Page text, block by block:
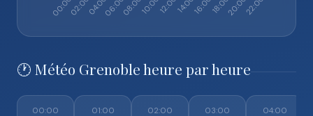
🕐 Météo Grenoble heure par heure
00:00 01:00 02:00 03:00 04:00